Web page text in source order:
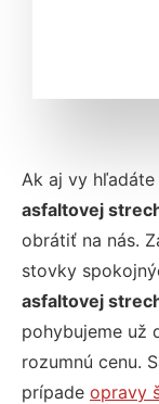
Ak aj vy
asfaltovej
obrátiť na nás.
stovky
asfaltovej
pohybujeme už
rozumnú cenu.
prípade opravy